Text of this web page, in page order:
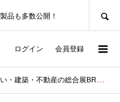
品も多数公開！
ログイン 会員登録
建築・不動産の総合展BREX 東京